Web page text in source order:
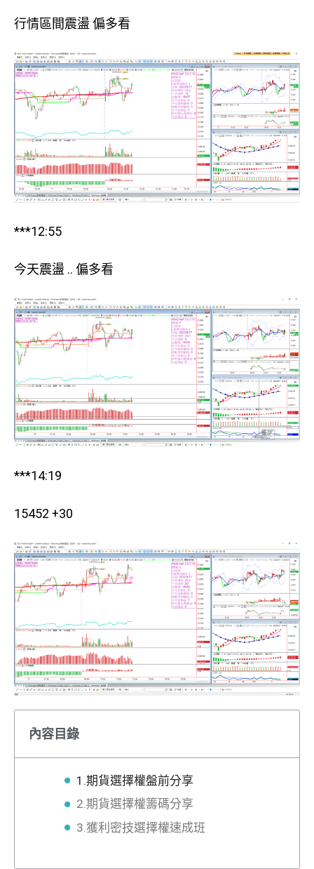
行情區間震盪 偏多看
***12:55
今天震盪 .. 偏多看
***14:19
15452 +30
內容目錄
1.期貨選擇權盤前分享
2.期貨選擇權籌碼分享
3.獲利密技選擇權速成班